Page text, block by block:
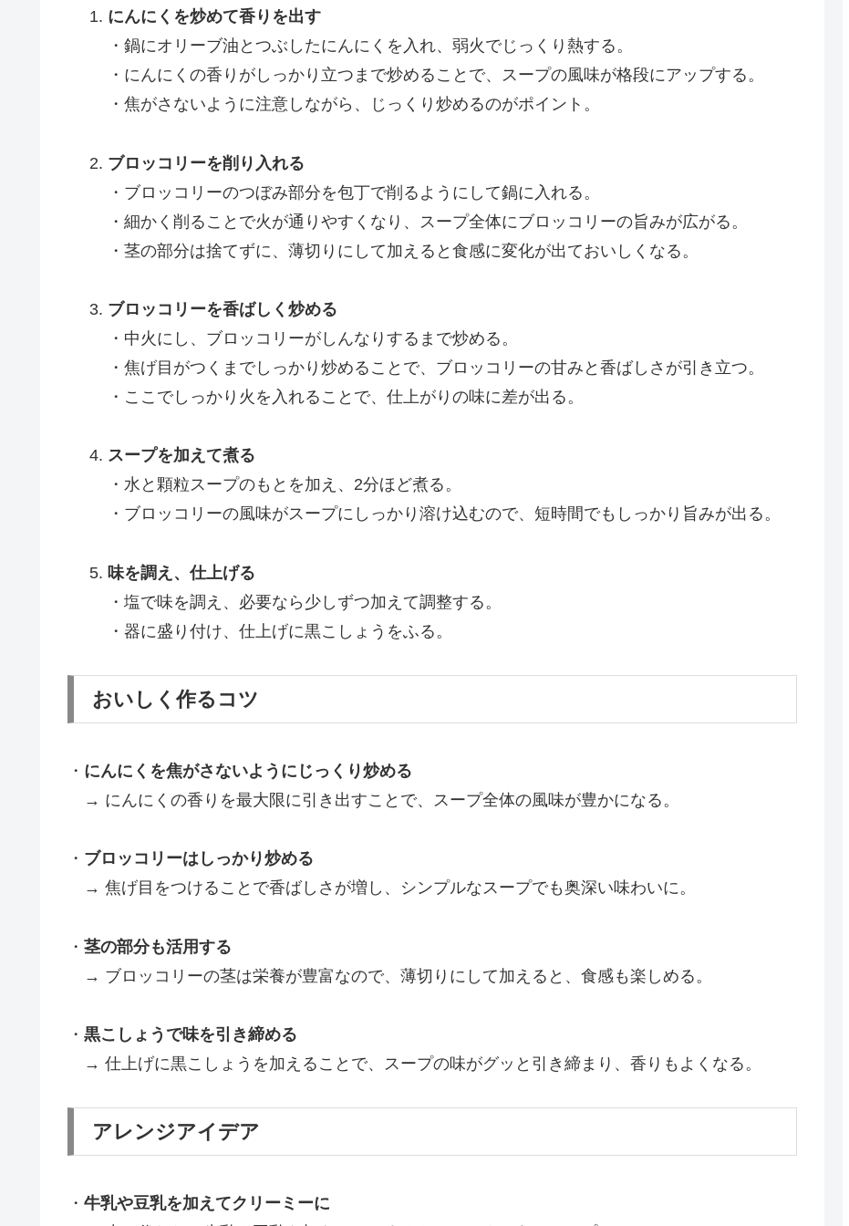
にんにくを炒めて香りを出す
・鍋にオリーブ油とつぶしたにんにくを入れ、弱火でじっくり熱する。
・にんにくの香りがしっかり立つまで炒めることで、スープの風味が格段にアップする。
・焦がさないように注意しながら、じっくり炒めるのがポイント。
ブロッコリーを削り入れる
・ブロッコリーのつぼみ部分を包丁で削るようにして鍋に入れる。
・細かく削ることで火が通りやすくなり、スープ全体にブロッコリーの旨みが広がる。
・茎の部分は捨てずに、薄切りにして加えると食感に変化が出ておいしくなる。
ブロッコリーを香ばしく炒める
・中火にし、ブロッコリーがしんなりするまで炒める。
・焦げ目がつくまでしっかり炒めることで、ブロッコリーの甘みと香ばしさが引き立つ。
・ここでしっかり火を入れることで、仕上がりの味に差が出る。
スープを加えて煮る
・水と顆粒スープのもとを加え、2分ほど煮る。
・ブロッコリーの風味がスープにしっかり溶け込むので、短時間でもしっかり旨みが出る。
味を調え、仕上げる
・塩で味を調え、必要なら少しずつ加えて調整する。
・器に盛り付け、仕上げに黒こしょうをふる。
おいしく作るコツ
・ にんにくを焦がさないようにじっくり炒める
→ にんにくの香りを最大限に引き出すことで、スープ全体の風味が豊かになる。
・ ブロッコリーはしっかり炒める
→ 焦げ目をつけることで香ばしさが増し、シンプルなスープでも奥深い味わいに。
・ 茎の部分も活用する
→ ブロッコリーの茎は栄養が豊富なので、薄切りにして加えると、食感も楽しめる。
・ 黒こしょうで味を引き締める
→ 仕上げに黒こしょうを加えることで、スープの味がグッと引き締まり、香りもよくなる。
アレンジアイデア
・ 牛乳や豆乳を加えてクリーミーに